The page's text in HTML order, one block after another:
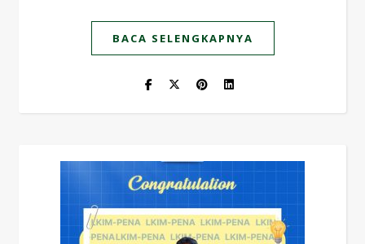
BACA SELENGKAPNYA